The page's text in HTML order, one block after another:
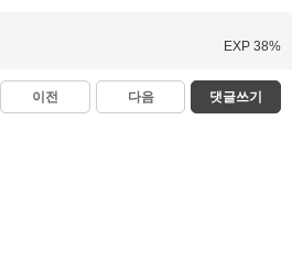
EXP 38%
이전 다음 댓글쓰기